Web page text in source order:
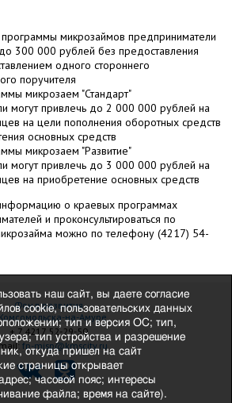
микрозаймов предприниматели
300 000 рублей без предоставления
одного стороннего
поручителя
микрозаем "Стандарт"
могут привлечь до 2 000 000 рублей на
на цели пополнения оборотных средств
основных средств
микрозаем "Развитие"
могут привлечь до 3 000 000 рублей на
на приобретение основных средств
о краевых программах
и проконсультироваться по
можно по телефону (4217) 54-
Фонд развития
на-Амуре
+ 7 4217 52-29-50
fp-misp@kmscity.ru
наш сайт, вы даете согласие
cookie, пользовательских данных
тип и версия ОС; тип,
тип устройства и разрешение
откуда пришел на сайт
страницы открывает
часовой пояс; интересы
файла; время на сайте).